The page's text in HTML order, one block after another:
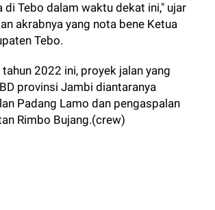
di Tebo dalam waktu dekat ini," ujar
akrabnya yang nota bene Ketua
Tebo.
2022 ini, proyek jalan yang
provinsi Jambi diantaranya
Padang Lamo dan pengaspalan
Rimbo Bujang.(crew)